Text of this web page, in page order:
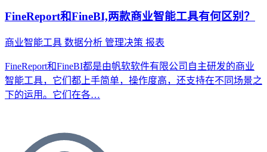
FineReport和FineBI,两款商业智能工具有何区别？
商业智能工具 数据分析 管理决策 报表
FineReport和FineBI都是由帆软软件有限公司自主研发的商业
智能工具，它们都上手简单，操作度高，还支持在不同场景之
下的运用。它们在各…